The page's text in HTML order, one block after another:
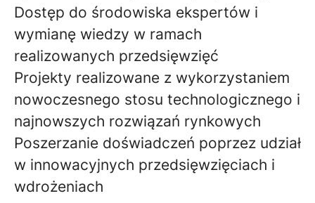
Dostęp do środowiska ekspertów i
wymianę wiedzy w ramach
realizowanych przedsięwzięć
Projekty realizowane z wykorzystaniem
nowoczesnego stosu technologicznego i
najnowszych rozwiązań rynkowych
Poszerzanie doświadczeń poprzez udział
w innowacyjnych przedsięwzięciach i
wdrożeniach